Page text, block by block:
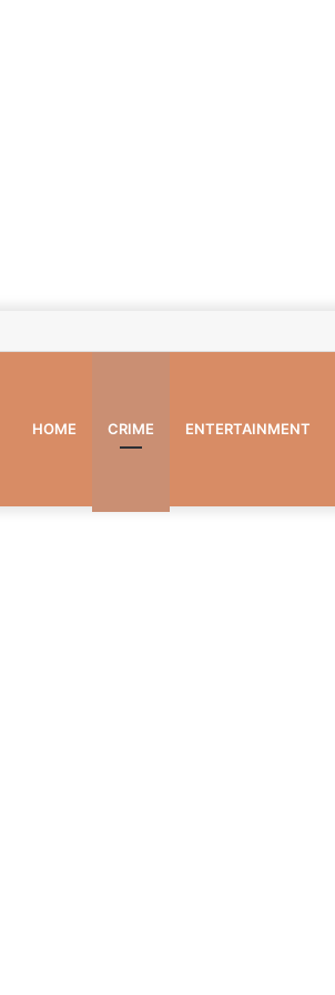
HOME CRIME ENTERTAINMENT